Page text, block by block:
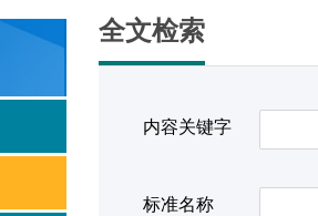
全文检索
内容关键字
标准名称